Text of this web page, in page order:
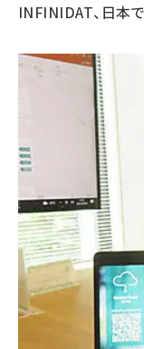
INFINIDAT、日本